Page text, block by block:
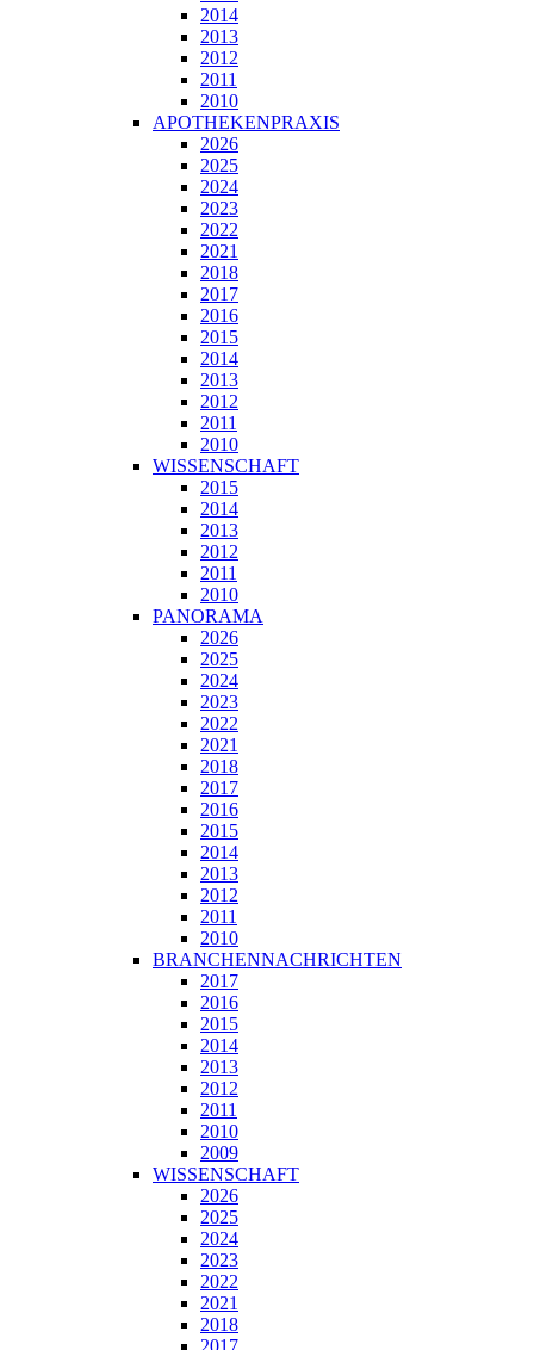
2014
2013
2012
2011
2010
APOTHEKENPRAXIS
2026
2025
2024
2023
2022
2021
2018
2017
2016
2015
2014
2013
2012
2011
2010
WISSENSCHAFT
2015
2014
2013
2012
2011
2010
PANORAMA
2026
2025
2024
2023
2022
2021
2018
2017
2016
2015
2014
2013
2012
2011
2010
BRANCHENNACHRICHTEN
2017
2016
2015
2014
2013
2012
2011
2010
2009
WISSENSCHAFT
2026
2025
2024
2023
2022
2021
2018
2017